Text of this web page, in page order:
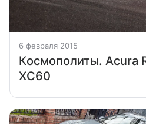
6 февраля 2015
Космополиты. Acura
XC60